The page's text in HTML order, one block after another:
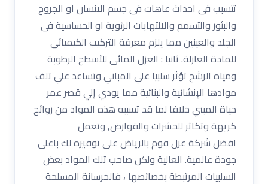
تتسبب فى احداث عاهات فى جسم الانسان او الجروح
والبثور والتسمم والالتهابات الرئوية او الحساسية فى
الجلد والعينين مما يلزم معرفة التركيب الكيميائى
للمادة العازلة. ثانيا : العزل المائى للأسطح الرطوبة
ومياه الرشح تؤثر سلبيا علي المباني وتساعد علي تلف
موادها الإنشائية والبنائية مما يودي إلي قصر عمر
حياة المبني خلافا لما قد تسببه هذه المواد من روائح
كريهة وتكاثر للحشرات والقوارض, وتعمل
افضل شركة عزل فوم بالرياض على توفيره لك باعلى
جودة عالمية. العالية ولكن صاحب تلك المواد بعض
السلبيات المرتبطة بخصائصها ، فالخرسانة المسلحة